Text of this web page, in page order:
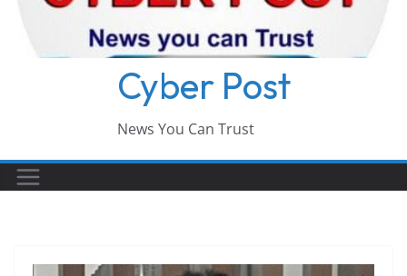
Cyber Post
News You Can Trust